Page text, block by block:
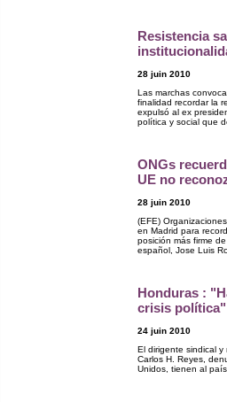
Resistencia
28 juin 2010
Las marchas
finalidad recordar la
expulsó al ex
política y social que
ONGs
UE no
28 juin 2010
(EFE)
en Madrid para
posición más firme
español, Jose Luis
Honduras :
crisis política"
24 juin 2010
El dirigente sindical y
Carlos H. Reyes,
Unidos, tienen al